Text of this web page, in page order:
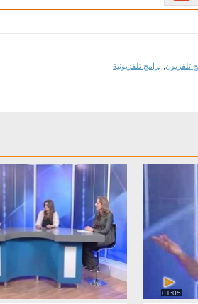
تلفزيون, برامج تلفزيونية
01:05